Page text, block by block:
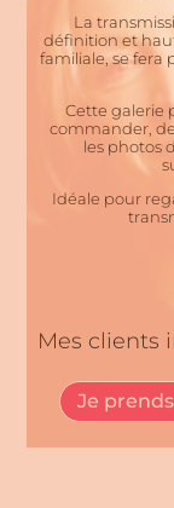
La
définition et
familiale, se fera
Cette galerie
commander,
les photos
Idéale pour
Mes clients
Je